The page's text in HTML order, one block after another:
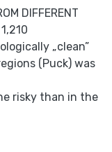
DIFFERENT
„clean”
(Puck) was
risky than in the